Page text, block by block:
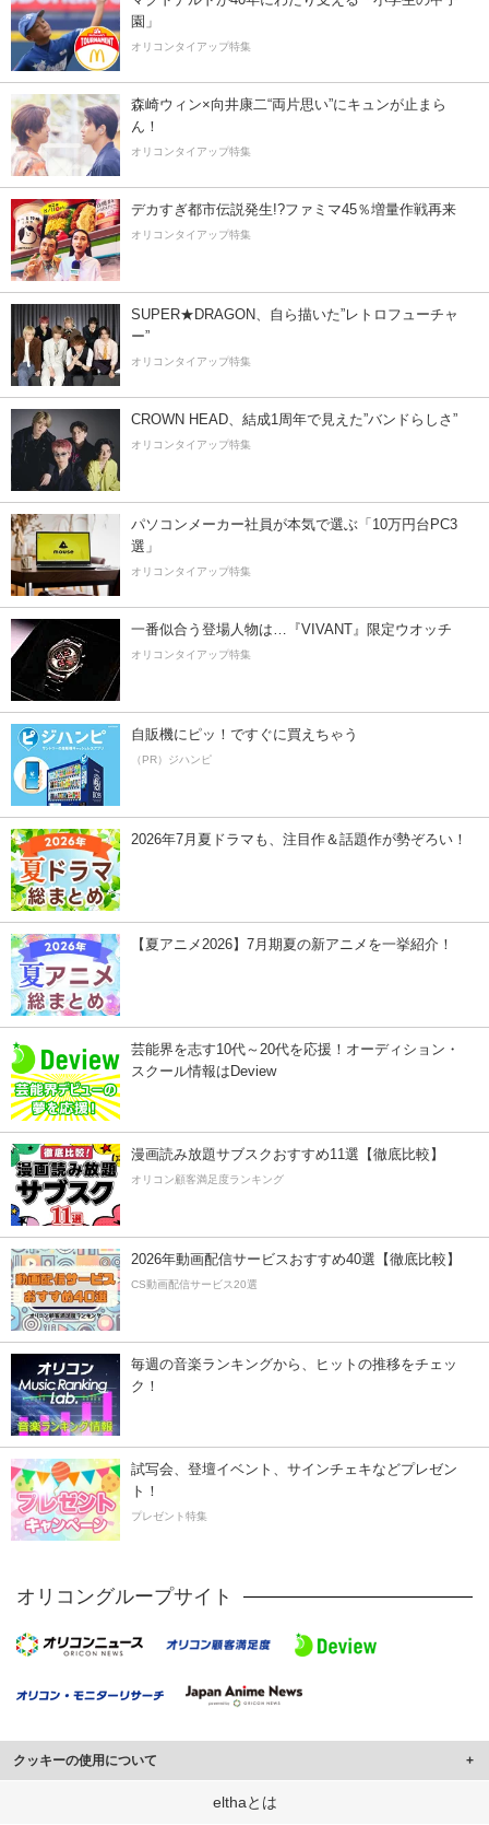
園」
オリコンタイアップ特集
森崎ウィン×向井康二“両片思い”にキュンが止まら
ん！
オリコンタイアップ特集
デカすぎ都市伝説発生!?ファミマ45％増量作戦再来
オリコンタイアップ特集
SUPER★DRAGON、自ら描いた”レトロフューチャ
ー”
オリコンタイアップ特集
CROWN HEAD、結成1周年で見えた”バンドらしさ”
オリコンタイアップ特集
パソコンメーカー社員が本気で選ぶ「10万円台PC3
選」
オリコンタイアップ特集
一番似合う登場人物は…『VIVANT』限定ウオッチ
オリコンタイアップ特集
自販機にピッ！ですぐに買えちゃう
（PR）ジハンピ
2026年7月夏ドラマも、注目作＆話題作が勢ぞろい！
【夏アニメ2026】7月期夏の新アニメを一挙紹介！
芸能界を志す10代～20代を応援！オーディション・
スクール情報はDeview
漫画読み放題サブスクおすすめ11選【徹底比較】
オリコン顧客満足度ランキング
2026年動画配信サービスおすすめ40選【徹底比較】
CS動画配信サービス20選
毎週の音楽ランキングから、ヒットの推移をチェッ
ク！
試写会、登壇イベント、サインチェキなどプレゼン
ト！
プレゼント特集
オリコングループサイト
クッキーの使用について
このサイトでは Cookie を使用して、ユーザーに合わせたコンテンツや広告の
elthaとは